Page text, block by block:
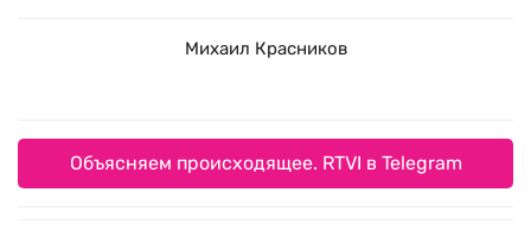
Михаил Красников
Объясняем происходящее. RTVI в Telegram